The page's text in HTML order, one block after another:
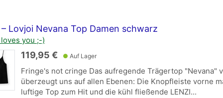
Lovjoi Nevana Top Damen schwarz
loves you ;-)
119,95 € ● Auf Lager
Fringe's not cringe Das aufregende Trägertop "Nevana"
überzeugt uns auf allen Ebenen: Die Knopfleiste vorne
luftige Top zum Hit und die kühl fließende LENZI...